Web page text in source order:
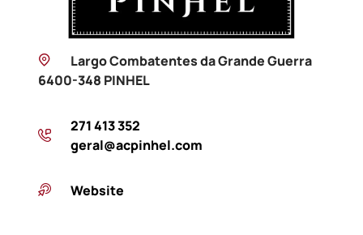
Largo Combatentes da Grande Guerra
6400-348 PINHEL
271 413 352
geral@acpinhel.com
Website